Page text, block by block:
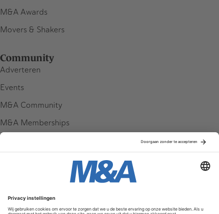
M&A Awards
Movers & Shakers
Community
Adverteren
Events
M&A Community
M&A Memberships
Service & Contact